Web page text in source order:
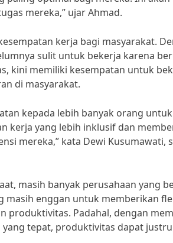
mereka,” ujar Ahmad.
kerja bagi masyarakat.
sulit untuk bekerja karena
kini memiliki kesempatan untuk
di masyarakat.
kepada lebih banyak orang
kerja yang lebih inklusif dan
mereka,” kata Dewi Kusumawati,
masih banyak perusahaan yang
masih enggan untuk memberikan
produktivitas. Padahal, dengan
tepat, produktivitas dapat